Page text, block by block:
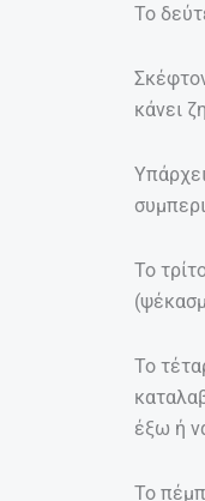
Το
κάνει
Το
Το
έξω ή
Το